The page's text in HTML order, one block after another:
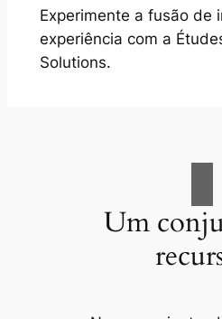
Experimente a fusão de
experiência com a
Solutions.
Um